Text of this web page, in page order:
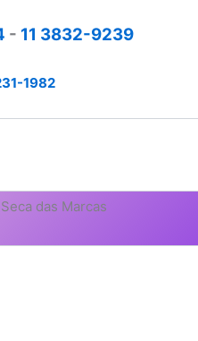
- 11 3832-9239
1982
das Marcas